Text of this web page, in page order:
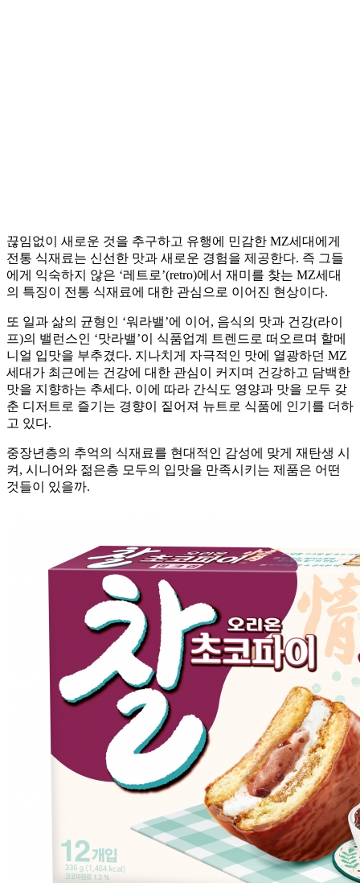
끊임없이 새로운 것을 추구하고 유행에 민감한 MZ세대에게
전통 식재료는 신선한 맛과 새로운 경험을 제공한다. 즉 그들
에게 익숙하지 않은 ‘레트로’(retro)에서 재미를 찾는 MZ세대
의 특징이 전통 식재료에 대한 관심으로 이어진 현상이다.
또 일과 삶의 균형인 ‘워라밸’에 이어, 음식의 맛과 건강(라이
프)의 밸런스인 ‘맛라밸’이 식품업계 트렌드로 떠오르며 할메
니얼 입맛을 부추겼다. 지나치게 자극적인 맛에 열광하던 MZ
세대가 최근에는 건강에 대한 관심이 커지며 건강하고 담백한
맛을 지향하는 추세다. 이에 따라 간식도 영양과 맛을 모두 갖
춘 디저트로 즐기는 경향이 짙어져 뉴트로 식품에 인기를 더하
고 있다.
중장년층의 추억의 식재료를 현대적인 감성에 맞게 재탄생 시
켜, 시니어와 젊은층 모두의 입맛을 만족시키는 제품은 어떤
것들이 있을까.